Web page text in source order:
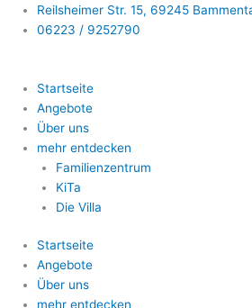
Zum
Inhalt
Reilsheimer Str. 15, 69245
06223 / 9252790
Startseite
Angebote
Über uns
mehr entdecken
Familienzentrum
KiTa
Die Villa
Startseite
Angebote
Über uns
mehr entdecken